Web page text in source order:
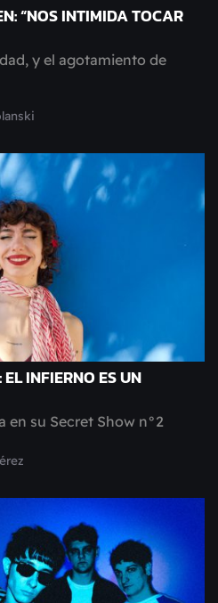
“NOS INTIMIDA TOCAR
y el agotamiento de
INFIERNO ES UN
en su Secret Show n°2